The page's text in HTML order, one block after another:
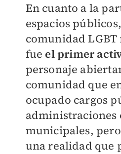
En cuanto a la
espacios
comunidad
fue el primer
personaje
comunidad que
ocupado cargos
administraciones
municipales,
una realidad que